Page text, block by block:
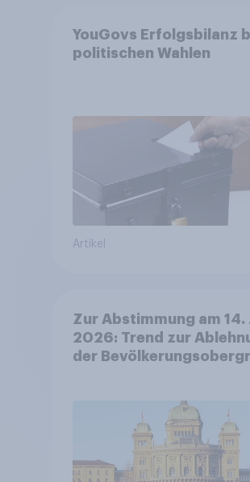
YouGovs Erfolgsbilanz
politischen Wahlen
Artikel
Zur Abstimmung am 14.
2026: Trend zur
der
Zivildienstgesetz sinken